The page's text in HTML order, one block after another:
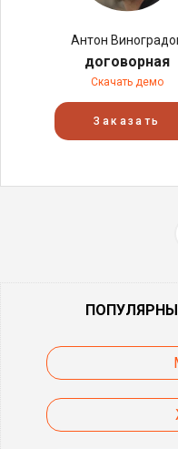
Антон
договорная
Скачать демо
Заказать